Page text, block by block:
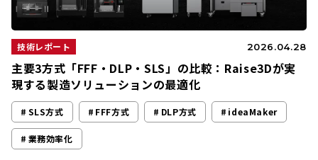
技術レポート 2026.04.28
主要3方式「FFF・DLP・SLS」の比較：Raise3Dが実
現する製造ソリューションの最適化
SLS方式 FFF方式 DLP方式 ideaMaker
業務効率化